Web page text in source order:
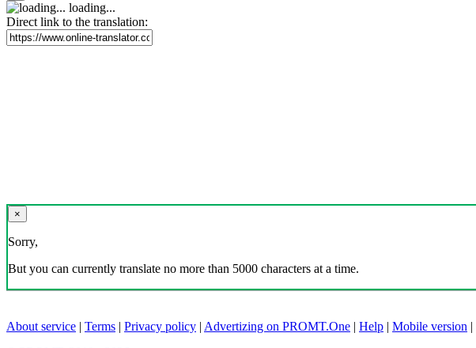
loading...
Direct link to the translation:
×
Sorry,
But you can currently translate no more than 5000 characters at a time.
About service | Terms | Privacy policy | Advertizing on PROMT.One | Help | Mobile version |